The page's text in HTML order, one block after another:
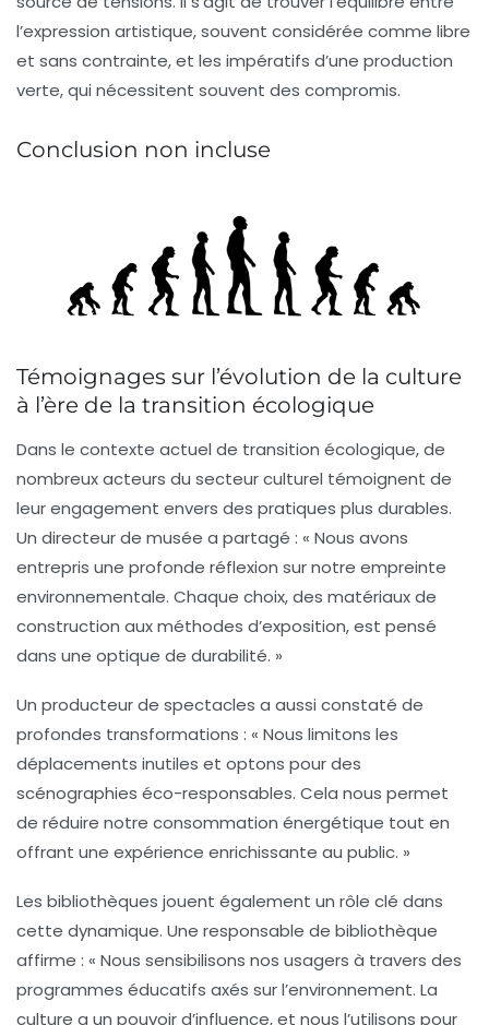
l’expression artistique, souvent considérée comme libre
et sans contrainte, et les impératifs d’une production
verte, qui nécessitent souvent des compromis.
Conclusion non incluse
Témoignages sur l’évolution de la culture
à l’ère de la transition écologique
Dans le contexte actuel de transition écologique, de
nombreux acteurs du secteur culturel témoignent de
leur engagement envers des pratiques plus durables.
Un directeur de musée a partagé : « Nous avons
entrepris une profonde réflexion sur notre empreinte
environnementale. Chaque choix, des matériaux de
construction aux méthodes d’exposition, est pensé
dans une optique de durabilité. »
Un producteur de spectacles a aussi constaté de
profondes transformations : « Nous limitons les
déplacements inutiles et optons pour des
scénographies éco-responsables. Cela nous permet
de réduire notre consommation énergétique tout en
offrant une expérience enrichissante au public. »
Les bibliothèques jouent également un rôle clé dans
cette dynamique. Une responsable de bibliothèque
affirme : « Nous sensibilisons nos usagers à travers des
programmes éducatifs axés sur l’environnement. La
culture a un pouvoir d’influence, et nous l’utilisons pour